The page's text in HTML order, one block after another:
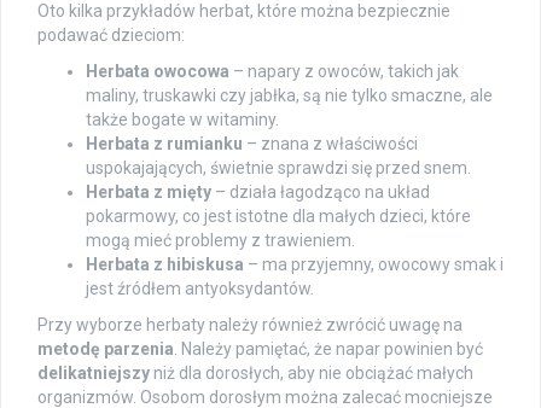
Oto kilka przykładów herbat, które można bezpiecznie
podawać dzieciom:
Herbata owocowa – napary z owoców, takich jak
maliny, truskawki czy jabłka, są nie tylko smaczne, ale
także bogate w witaminy.
Herbata z rumianku – znana z właściwości
uspokajających, świetnie sprawdzi się przed snem.
Herbata z mięty – działa łagodząco na układ
pokarmowy, co jest istotne dla małych dzieci, które
mogą mieć problemy z trawieniem.
Herbata z hibiskusa – ma przyjemny, owocowy smak i
jest źródłem antyoksydantów.
Przy wyborze herbaty należy również zwrócić uwagę na
metodę parzenia . Należy pamiętać, że napar powinien być
delikatniejszy niż dla dorosłych, aby nie obciążać małych
organizmów. Osobom dorosłym można zalecać mocniejsze